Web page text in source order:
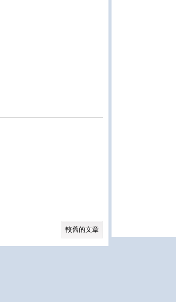
較舊的文章